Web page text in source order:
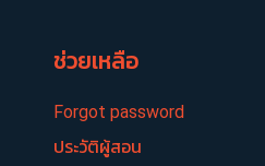
ช่วยเหลือ
Forgot password
ประวัติผู้สอน